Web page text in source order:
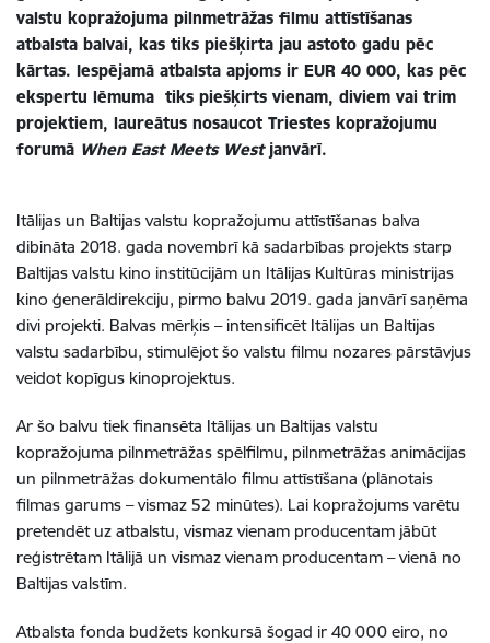
valstu kopražojuma pilnmetrāžas filmu attīstīšanas
atbalsta balvai, kas tiks piešķirta jau astoto gadu pēc
kārtas. Iespējamā atbalsta apjoms ir EUR 40 000, kas pēc
ekspertu lēmuma tiks piešķirts vienam, diviem vai trim
projektiem, laureātus nosaucot Triestes kopražojumu
forumā When East Meets West janvārī.
Itālijas un Baltijas valstu kopražojumu attīstīšanas balva
dibināta 2018. gada novembrī kā sadarbības projekts starp
Baltijas valstu kino institūcijām un Itālijas Kultūras ministrijas
kino ģenerāldirekciju, pirmo balvu 2019. gada janvārī saņēma
divi projekti. Balvas mērķis – intensificēt Itālijas un Baltijas
valstu sadarbību, stimulējot šo valstu filmu nozares pārstāvjus
veidot kopīgus kinoprojektus.
Ar šo balvu tiek finansēta Itālijas un Baltijas valstu
kopražojuma pilnmetrāžas spēlfilmu, pilnmetrāžas animācijas
un pilnmetrāžas dokumentālo filmu attīstīšana (plānotais
filmas garums – vismaz 52 minūtes). Lai kopražojums varētu
pretendēt uz atbalstu, vismaz vienam producentam jābūt
reģistrētam Itālijā un vismaz vienam producentam – vienā no
Baltijas valstīm.
Atbalsta fonda budžets konkursā šogad ir 40 000 eiro, no